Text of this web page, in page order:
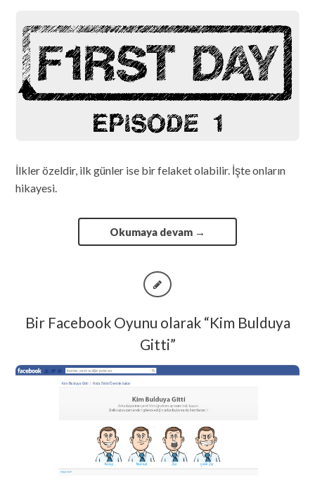
İlkler özeldir, ilk günler ise bir felaket olabilir. İşte onların
hikayesi.
Okumaya devam →
Bir Facebook Oyunu olarak “Kim Bulduya
Gitti”